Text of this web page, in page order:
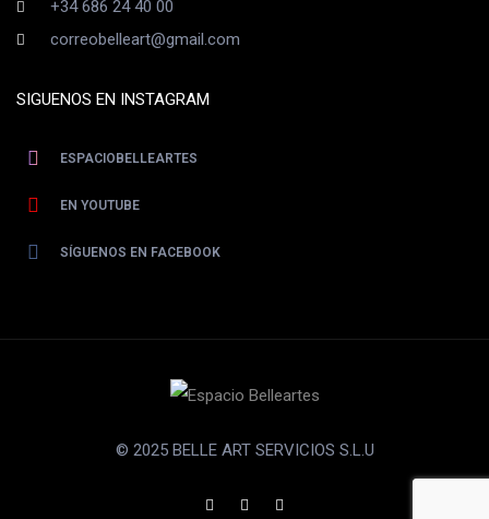
+34 686 24 40 00
correobelleart@gmail.com
SIGUENOS EN INSTAGRAM
ESPACIOBELLEARTES
EN YOUTUBE
SÍGUENOS EN FACEBOOK
© 2025 BELLE ART SERVICIOS S.L.U